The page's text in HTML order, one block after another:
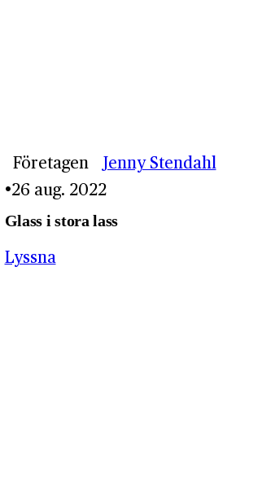
Företagen
Jenny Stendahl
26 aug. 2022
Glass i stora lass
Lyssna